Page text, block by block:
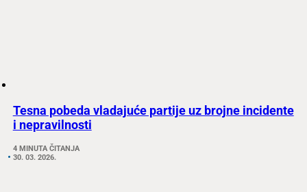
Tesna pobeda vladajuće partije uz brojne incidente
i nepravilnosti
4 MINUTA ČITANJA
30. 03. 2026.